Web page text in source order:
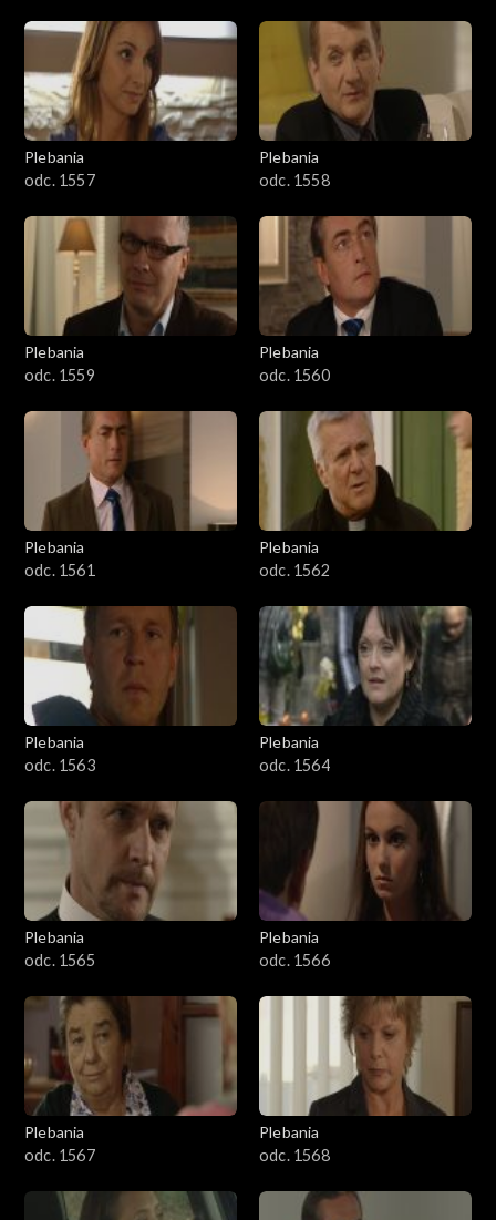
Plebania
odc. 1557
Plebania
odc. 1558
Plebania
odc. 1559
Plebania
odc. 1560
Plebania
odc. 1561
Plebania
odc. 1562
Plebania
odc. 1563
Plebania
odc. 1564
Plebania
odc. 1565
Plebania
odc. 1566
Plebania
odc. 1567
Plebania
odc. 1568